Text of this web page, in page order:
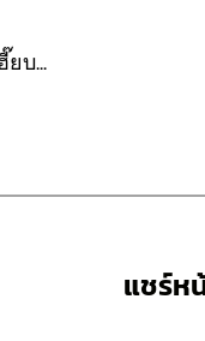
บ...
แชร์ห